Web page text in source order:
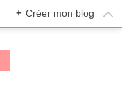
+ Créer mon blog